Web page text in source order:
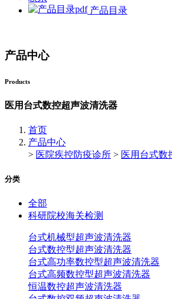
产品目录
产品中心
Products
医用台式数控超声波清洗器
首页
产品中心
> 医院疾控防疫诊所 > 医用台式数
分类
全部
科研院校海关检测
台式机械型超声波清洗器
台式数控型超声波清洗器
台式高功率数控型超声波清洗器
台式高频数控型超声波清洗器
恒温数控超声波清洗器